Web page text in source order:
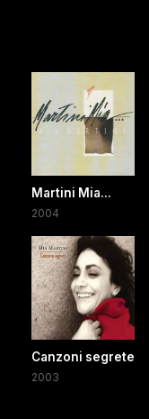
Martini Mia...
2004
Canzoni segrete
2003